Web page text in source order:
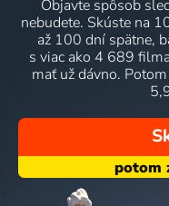
Objavte spôsob
nebudete. Skúste na
až 100 dní spätne,
s viac ako 4 689
mať už dávno.